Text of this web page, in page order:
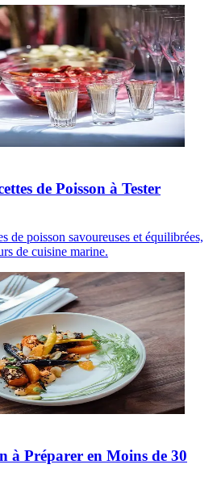
de Poisson à Tester
de poisson savoureuses et équilibrées,
de cuisine marine.
à Préparer en Moins de 30